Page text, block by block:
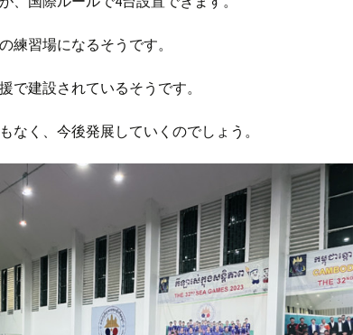
練習場になるそうです。
で建設されているそうです。
なく、今後発展していくのでしょう。